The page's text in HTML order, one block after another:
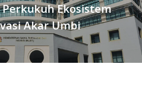
Ekosistem
Akar Umbi